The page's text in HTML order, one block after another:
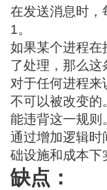
在发送消息时，
1。
如果某个进程在
了处理，那么这
对于任何进程来
不可以被改变的
能违背这一规则
通过增加逻辑时
础设施和成本下
缺点：